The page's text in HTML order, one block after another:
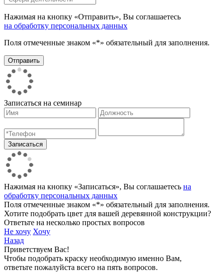
Нажимая на кнопку «Отправить», Вы соглашаетесь
на обработку персональных данных
Поля отмеченные знаком «*» обязательный для заполнения.
Записаться на семинар
Нажимая на кнопку «Записаться», Вы соглашаетесь на
обработку персональных данных
Поля отмеченные знаком «*» обязательный для заполнения.
Хотите подобрать цвет для вашей деревянной конструкции?
Ответьте на несколько простых вопросов
Не хочу Хочу
Назад
Приветствуем Вас!
Чтобы подобрать краску необходимую именно Вам,
ответьте пожалуйста всего на пять вопросов.